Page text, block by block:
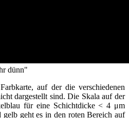
dünn"
auf der die verschiedenen
dargestellt sind. Die Skala auf der
für eine Schichtdicke < 4 μm
geht es in den roten Bereich auf